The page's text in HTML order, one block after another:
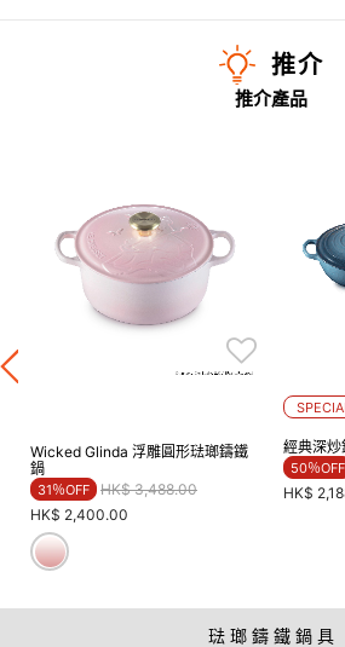
推介
推介產品
Wicked Glinda 浮雕圓形琺瑯鑄鐵
鍋
31％OFF Price reduced from
HK$ 3,488.00to
HK$ 2,400.00
SPECIAL
經典深
50％OFF
HK$
琺 瑯 鑄 鐵 鍋 具